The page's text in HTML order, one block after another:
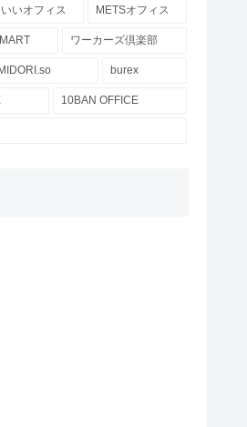
いいオフィス METSオフィス
ワーカーズ倶楽部
MIDORI.so burex
10BAN OFFICE